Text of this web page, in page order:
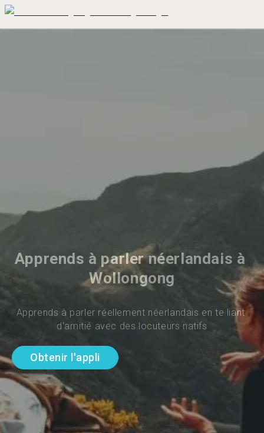
Apprends à parler néerlandais à
Wollongong
Apprends à parler réellement néerlandais en te liant
d'amitié avec des locuteurs natifs
Obtenir l'appli